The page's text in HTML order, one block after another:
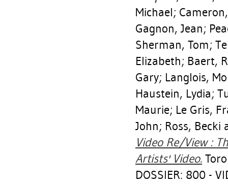
Michael;
Gagnon, Jean;
Sherman, Tom;
Elizabeth; Baert,
Gary; Langlois,
Haustein, Lydia;
Maurie; Le Gris,
John; Ross, Becki
Video Re/View :
Artists' Video.
DOSSIER: 800 -